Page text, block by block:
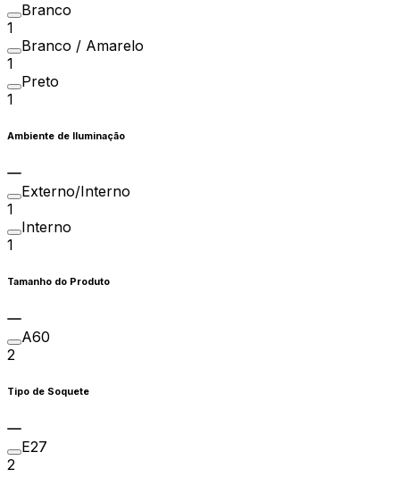
Branco
1
Branco / Amarelo
1
Preto
1
Ambiente de Iluminação
Externo/Interno
1
Interno
1
Tamanho do Produto
A60
2
Tipo de Soquete
E27
2